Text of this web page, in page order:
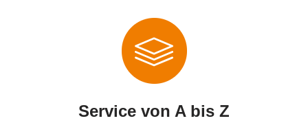
Service von A bis Z